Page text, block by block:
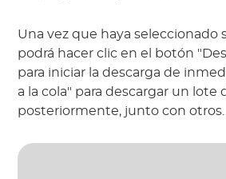
Una vez que haya seleccionado
podrá hacer clic en el botón
para iniciar la descarga de
a la cola" para descargar un lote
posteriormente, junto con otros.